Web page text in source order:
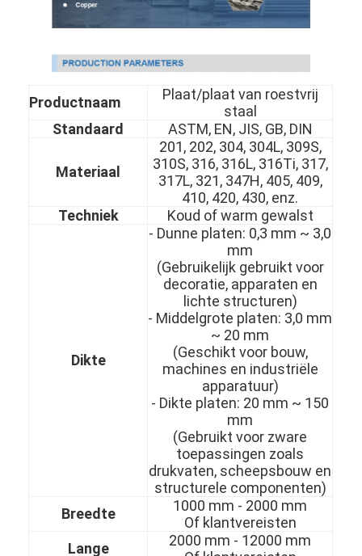
Producten
Productnaam
Plaat/plaat van roestvrij
staal
Standaard
ASTM, EN, JIS, GB, DIN
Materiaal
201, 202, 304, 304L, 309S,
310S, 316, 316L, 316Ti, 317,
317L, 321, 347H, 405, 409,
410, 420, 430, enz.
Techniek
Koud of warm gewalst
Dikte
- Dunne platen: 0,3 mm ~ 3,0
mm
(Gebruikelijk gebruikt voor
decoratie, apparaten en
lichte structuren)
- Middelgrote platen: 3,0 mm
~ 20 mm
(Geschikt voor bouw,
machines en industriële
apparatuur)
- Dikte platen: 20 mm ~ 150
mm
(Gebruikt voor zware
toepassingen zoals
drukvaten, scheepsbouw en
structurele componenten)
Breedte
1000 mm - 2000 mm
Of klantvereisten
Lange
2000 mm - 12000 mm